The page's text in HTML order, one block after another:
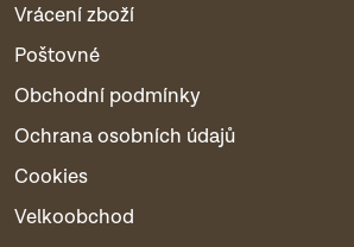
Vrácení zboží
Poštovné
Obchodní podmínky
Ochrana osobních údajů
Cookies
Velkoobchod